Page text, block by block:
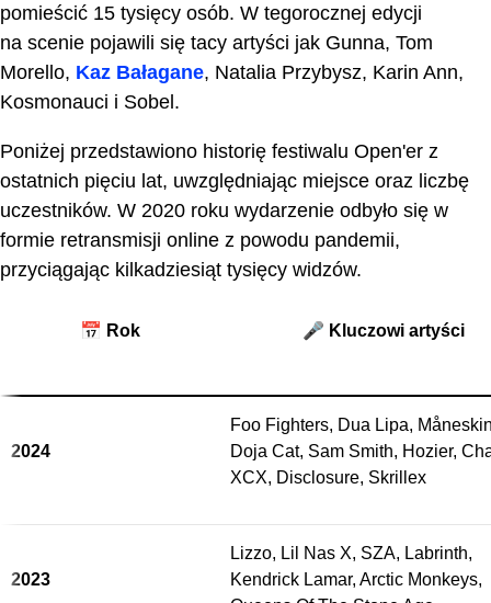
pomieścić 15 tysięcy osób. W tegorocznej edycji
na scenie pojawili się tacy artyści jak Gunna, Tom
Morello, Kaz Bałagane, Natalia Przybysz, Karin Ann,
Kosmonauci i Sobel.
Poniżej przedstawiono historię festiwalu Open'er z
ostatnich pięciu lat, uwzględniając miejsce oraz liczbę
uczestników. W 2020 roku wydarzenie odbyło się w
formie retransmisji online z powodu pandemii,
przyciągając kilkadziesiąt tysięcy widzów.
📅 Rok 🎤 Kluczowi artyści
2024
Foo Fighters, Dua Lipa,
Doja Cat, Sam Smith, Hozier,
XCX, Disclosure, Skrillex
2023
Lizzo, Lil Nas X, SZA, Labrinth,
Kendrick Lamar, Arctic Monkeys,